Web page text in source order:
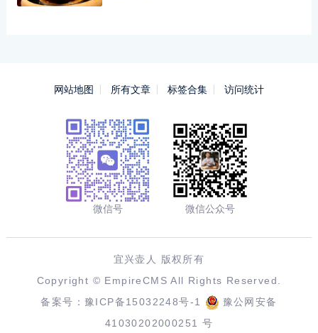
网站地图 所有文章 标签合集 访问统计
微信号 微信公众号
宜兴壶人 版权所有
Copyright © EmpireCMS All Rights Reserved.
备案号：豫ICP备15032248号-1
豫公网安备
41030202000251 号